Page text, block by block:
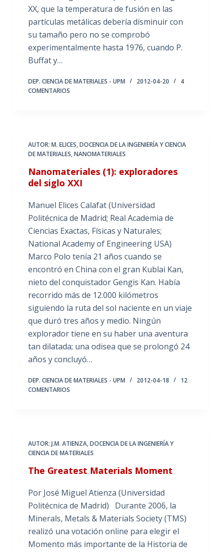
XX, que la temperatura de fusión en las
partículas metálicas debería disminuir con
su tamaño pero no se comprobó
experimentalmente hasta 1976, cuando P.
Buffat y…
DEP. CIENCIA DE MATERIALES - UPM 2012-04-20
4
COMENTARIOS
AUTOR: M. ELICES,DOCENCIA DE LA INGENIERÍA Y CIENCIA
DE MATERIALES,NANOMATERIALES
Nanomateriales (1): exploradores
del siglo XXI
Manuel Elices Calafat (Universidad
Politécnica de Madrid; Real Academia de
Ciencias Exactas, Físicas y Naturales;
National Academy of Engineering USA)
Marco Polo tenía 21 años cuando se
encontró en China con el gran Kublai Kan,
nieto del conquistador Gengis Kan. Había
recorrido más de 12.000 kilómetros
siguiendo la ruta del sol naciente en un viaje
que duró tres años y medio. Ningún
explorador tiene en su haber una aventura
tan dilatada; una odisea que se prolongó 24
años y concluyó…
DEP. CIENCIA DE MATERIALES - UPM 2012-04-18
12
COMENTARIOS
AUTOR: J.M. ATIENZA,DOCENCIA DE LA INGENIERÍA Y
CIENCIA DE MATERIALES
The Greatest Materials Moment
Por José Miguel Atienza (Universidad
Politécnica de Madrid) Durante 2006, la
Minerals, Metals & Materials Society (TMS)
realizó una votación online para elegir el
Momento más importante de la Historia de